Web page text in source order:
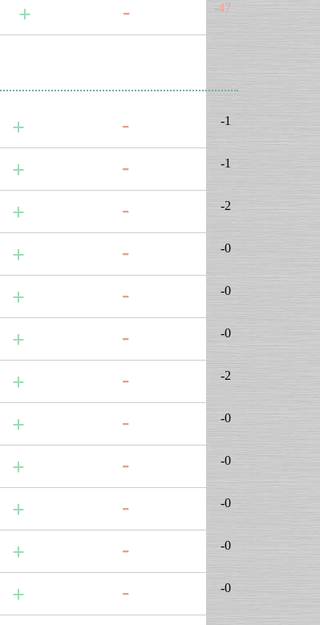
-47
-1
-1
-2
-0
-0
-0
-2
-0
-0
-0
-0
-0